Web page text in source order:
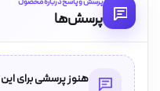
پرسش‌ها
هنوز پرسشی برای